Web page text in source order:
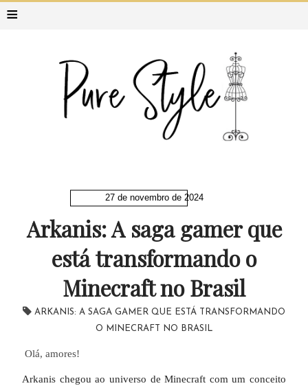
≡
27 de novembro de 2024
Arkanis: A saga gamer que
está transformando o
Minecraft no Brasil
ARKANIS: A SAGA GAMER QUE ESTÁ TRANSFORMANDO
O MINECRAFT NO BRASIL
Olá, amores!
Arkanis chegou ao universo de Minecraft com um conceito